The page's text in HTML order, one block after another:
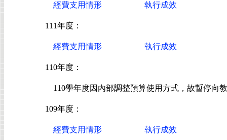
經費支用情形 執行成效
111年度：
經費支用情形 執行成效
110年度：
110學年度因內部調整預算使用方式，故暫停向
109年度：
經費支用情形 執行成效